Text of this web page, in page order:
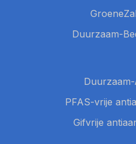
Duurzaam-
PFAS-vrije
Gifvrije